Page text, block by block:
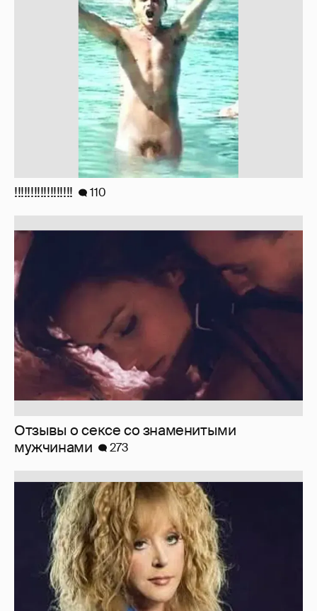
Отзывы о сексе со знаменитыми
мужчинами
273
Знаменитости со странным "сексуальным
поведением"
Вдова Балабанова о вдове Бодрова